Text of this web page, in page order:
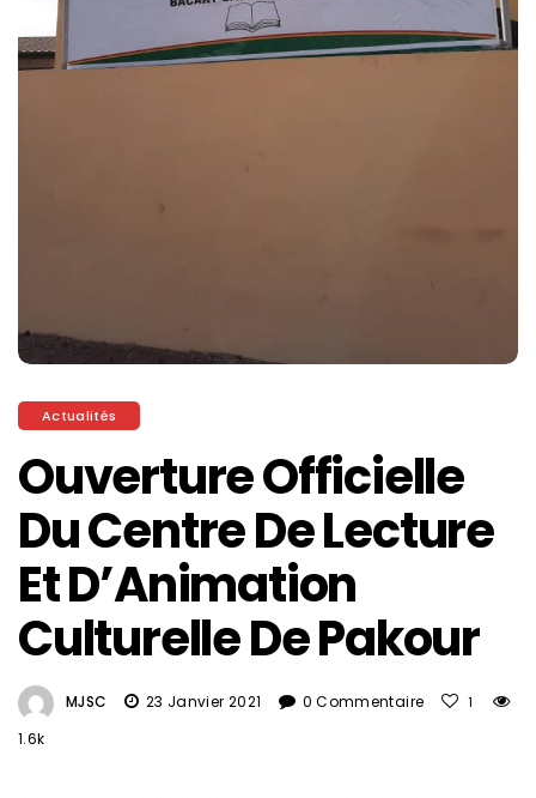
Actualités
Ouverture Officielle
Du Centre De Lecture
Et D’Animation
Culturelle De Pakour
MJSC 23 Janvier 2021 0 Commentaire 1
1.6k